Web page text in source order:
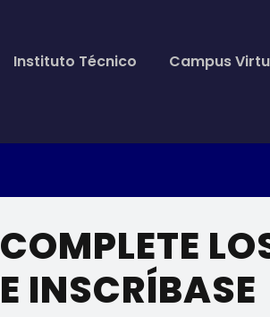
Instituto Técnico Campus
COMPLETE
E INSCRÍBASE